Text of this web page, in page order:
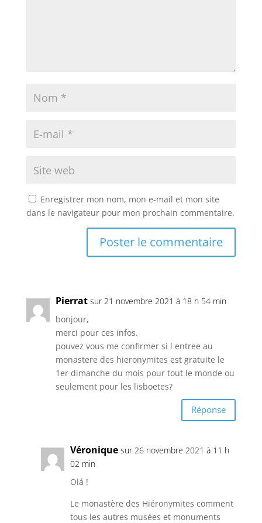
Enregistrer mon nom, mon e-mail et mon site
dans le navigateur pour mon prochain commentaire.
Pierrat sur 21 novembre 2021 à 18 h 54 min
bonjour,
merci pour ces infos.
pouvez vous me confirmer si l entree au
monastere des hieronymites est gratuite le
1er dimanche du mois pour tout le monde ou
seulement pour les lisboetes?
Réponse
Véronique sur 26 novembre 2021 à 11 h
02 min
Olá !
Le monastère des Hiéronymites comment
tous les autres musées et monuments